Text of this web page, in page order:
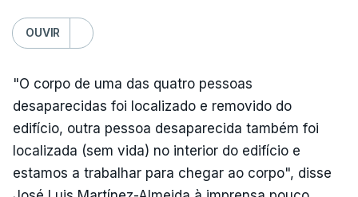
OUVIR
"O corpo de uma das quatro pessoas
desaparecidas foi localizado e removido do
edifício, outra pessoa desaparecida também foi
localizada (sem vida) no interior do edifício e
estamos a trabalhar para chegar ao corpo", disse